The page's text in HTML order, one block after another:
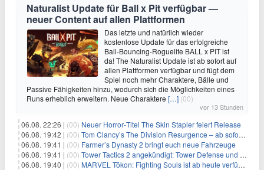
Naturalist Update für Ball x Pit verfügbar —
neuer Content auf allen Plattformen
Das letzte und natürlich wieder
kostenlose Update für das erfolgreiche
Ball-Bouncing-Roguelite BALL x PIT ist
da! The Naturalist Update ist ab sofort auf
allen Plattformen verfügbar und fügt dem
Spiel noch mehr Charaktere, Bälle und
Passive Fähigkeiten hinzu, wodurch sich die Möglichkeiten eines
Runs erheblich erweitern. Neue Charaktere […] (00)
vor 13 Stunden
06.08. 22:26 | (00) Neuer Horror‑Titel The Skin Stapler feiert Release
06.08. 19:42 | (00) Tom Clancy’s The Division Resurgence – ab sofort für euch verfügbar
06.08. 19:41 | (00) Farmer’s Dynasty 2 bringt euch neue Fahrzeuge
06.08. 19:41 | (00) Tower Tactics 2 angekündigt: Tower Defense und Deckbuilding Kombo kehrt zurück
06.08. 19:40 | (00) MARVEL Tōkon: Fighting Souls ist ab heute verfügbar